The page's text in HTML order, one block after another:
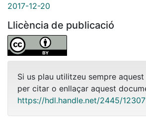
2017-12-20
Llicència de publicació
Si us plau utilitzeu sempre
per citar o enllaçar aquest
https://hdl.handle.net/2445/